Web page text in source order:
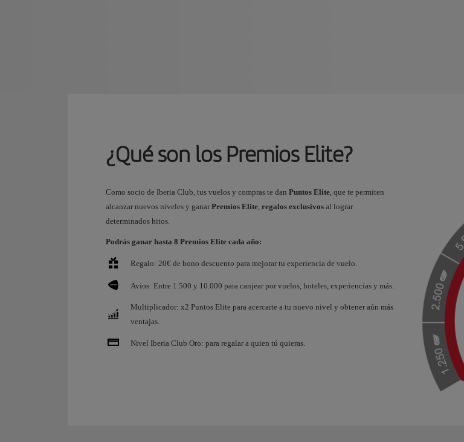
¿Qué son los Premios Elite?
Como socio de Iberia Club, tus vuelos y compras te dan Puntos Elite, que te permiten
alcanzar nuevos niveles y ganar Premios Elite, regalos exclusivos al lograr
determinados hitos.
Podrás ganar hasta 8 Premios Elite cada año:
Regalo: 20€ de bono descuento para mejorar tu experiencia de vuelo.
Avios: Entre 1.500 y 10.000 para canjear por vuelos, hoteles, experiencias y más.
Multiplicador: x2 Puntos Elite para acercarte a tu nuevo nivel y obtener aún más
ventajas.
Nivel Iberia Club Oro: para regalar a quien tú quieras.